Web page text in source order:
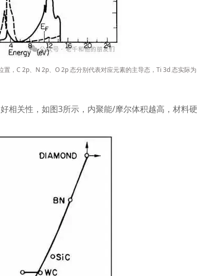
置，C 2p、 N 2p、O 2p态分别代表对应元素的主导态，Ti 3d态实际为
相关性，如图3所示，内聚能/摩尔体积越高，材料